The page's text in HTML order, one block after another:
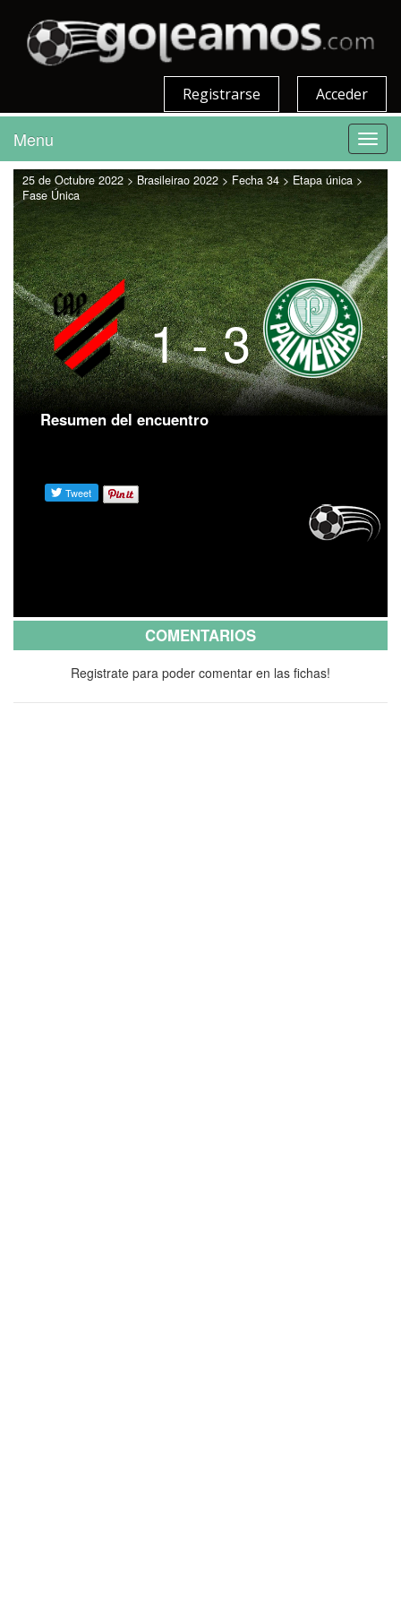
Acceder
Registrarse
Menu
25 de Octubre 2022 > Brasileirao 2022 > Fecha 34 > Etapa única >
Fase Única
1 - 3
Resumen del encuentro
COMENTARIOS
Registrate para poder comentar en las fichas!